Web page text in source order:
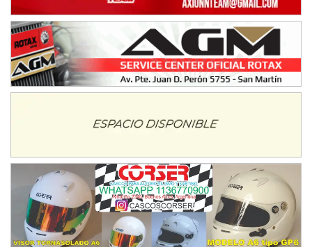
NORESTE SANTAFESINO - F6
Ciudad de Avellaneda (Asfalto)
Avellaneda (Santa Fe)
SUR SANTAFESINO - F4
José Samuel Sánchez (Tierra)
El Timbó (Tucumán)